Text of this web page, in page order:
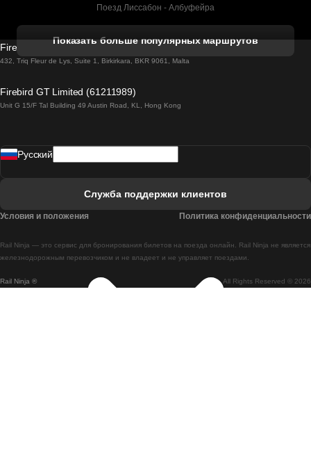
Поезд Лиссабон - Албуфейра
Поезд Лиссабон - Лагос
Поезд Лиссабон - Мадрид
Поезд Лиссабон - Брага
Поезд Брага - Лиссабон
Показать больше популярных маршрутов
Firebird GT Limited (OC 1451)
432, Triq Fleur de Lys, Suite 1, Birkirkara, BKR 9061, Malta
Firebird GT Limited (61211989)
Unit G 15/F Tal Building 49 Austin Road, KL, Hong Kong
Rail Ninja ® All Rights Reserved © 2026
Rail Ninja — это сервис для бронирования билетов на поезда онлайн. Rail Ninja не является
железнодорожным перевозчиком и не владеет и не управляет поездами.
Pусский
Служба поддержки клиентов
Условия и положения Политика конфиденциальности